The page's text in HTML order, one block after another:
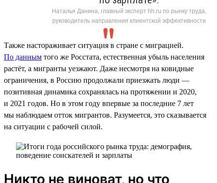
Наталья Данина, главный эксперт hh.ru по рынку труда,
руководитель направления клиентской эффективности
Также настораживает ситуация в стране с миграцией.
По данным того же Росстата, естественная убыль населения
растёт, а мигранты уезжают. Даже несмотря на ковидные
ограничения, в Россию продолжали приезжать люди —
позитивная динамика сохранялась на протяжении и 2020,
и 2021 годов. Но в этом году впервые за последние 7 лет
мы наблюдаем отток мигрантов. Разумеется, это сказывается
на ситуации с рабочей силой.
Никто не виноват, но что